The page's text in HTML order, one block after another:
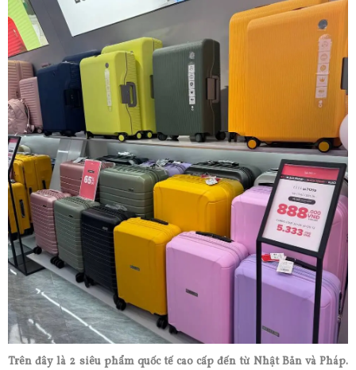
Trên đây là 2 siêu phẩm quốc tế cao cấp đến từ Nhật Bản và Pháp.